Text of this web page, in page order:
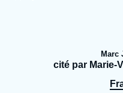
Marc
cité par Marie-